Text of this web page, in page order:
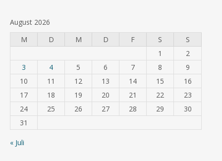
August 2026
M
D M D F S
S
1
2
3
4 5 6 7 8
9
10
11 12 13 14 15
16
17
18 19 20 21 22
23
24
25 26 27 28 29
30
31
« Juli